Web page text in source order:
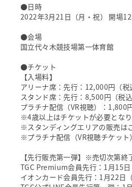
●日時
2022年3月21日（月・祝） 開場
●会場
国立代々木競技場第一体育館
●チケット
【入場料】
アリーナ席：先行：12,000円（
スタンド席：先行：8,500円（税
プラチナ配信（VR視聴）：1,800
※4歳以上はチケットが必要となり
※スタンディングエリアの販売は
※プラチナ配信（VR視聴チケット
【先行販売第一弾】※売切次第終
TGC Premium会員先行：1月15
イオンカード会員先行：1月22日